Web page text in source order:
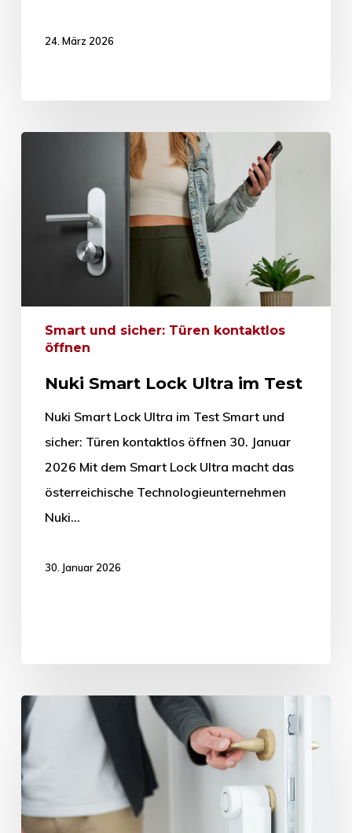
24. März 2026
Smart und sicher: Türen kontaktlos
öffnen
Nuki Smart Lock Ultra im Test
Nuki Smart Lock Ultra im Test Smart und
sicher: Türen kontaktlos öffnen 30. Januar
2026 Mit dem Smart Lock Ultra macht das
österreichische Technologieunternehmen
Nuki…
30. Januar 2026